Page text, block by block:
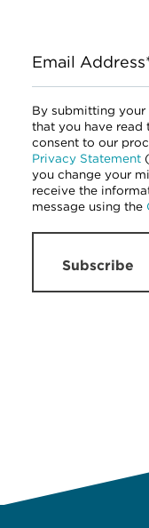
Email
By submitting
that you have read
consent to our
Privacy Statement
you change your
receive the
message using the
Subscribe